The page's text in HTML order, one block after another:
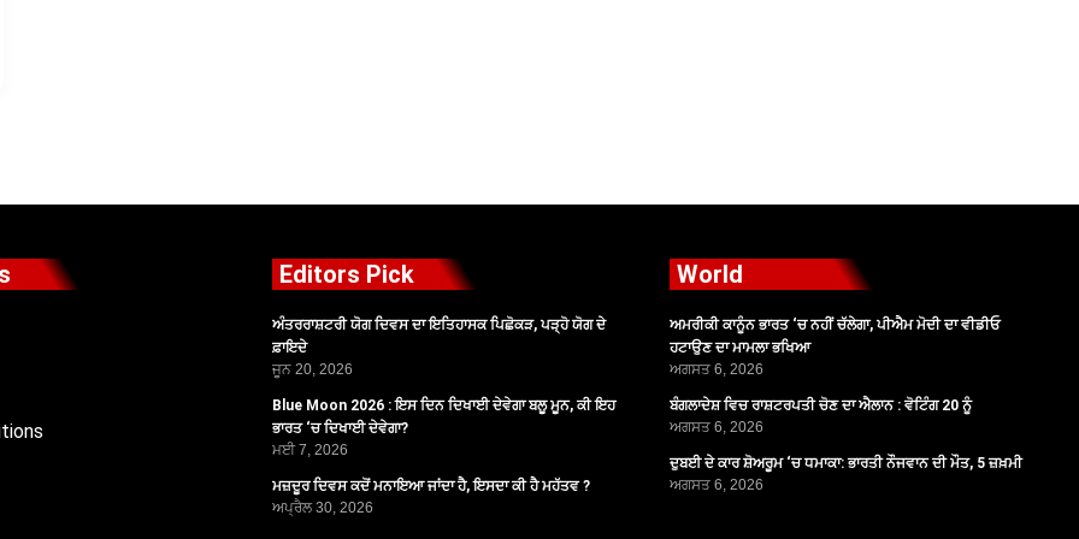
Editors Pick
ਅੰਤਰਰਾਸ਼ਟਰੀ ਯੋਗ ਦਿਵਸ ਦਾ ਇਤਿਹਾਸਕ ਪਿਛੋਕੜ, ਪੜ੍ਹੋ ਯੋਗ ਦੇ
ਫ਼ਾਇਦੇ
ਜੂਨ 20, 2026
Blue Moon 2026 : ਇਸ ਦਿਨ ਦਿਖਾਈ ਦੇਵੇਗਾ ਬਲੂ ਮੂਨ, ਕੀ ਇਹ
ਭਾਰਤ ‘ਚ ਦਿਖਾਈ ਦੇਵੇਗਾ?
ਮਈ 7, 2026
ਮਜ਼ਦੂਰ ਦਿਵਸ ਕਦੋਂ ਮਨਾਇਆ ਜਾਂਦਾ ਹੈ, ਇਸਦਾ ਕੀ ਹੈ ਮਹੱਤਵ ?
ਅਪ੍ਰੈਲ 30, 2026
World
ਅਮਰੀਕੀ ਕਾਨੂੰਨ ਭਾਰਤ ‘ਚ ਨਹੀਂ ਚੱਲੇਗਾ, ਪੀਐਮ ਮੋਦੀ ਦਾ ਵੀਡੀਓ
ਹਟਾਉਣ ਦਾ ਮਾਮਲਾ ਭਖਿਆ
ਅਗਸਤ 6, 2026
ਬੰਗਲਾਦੇਸ਼ ਵਿਚ ਰਾਸ਼ਟਰਪਤੀ ਚੋਣ ਦਾ ਐਲਾਨ : ਵੋਟਿੰਗ 20 ਨੂੰ
ਅਗਸਤ 6, 2026
ਦੁਬਈ ਦੇ ਕਾਰ ਸ਼ੋਅਰੂਮ ‘ਚ ਧਮਾਕਾ: ਭਾਰਤੀ ਨੌਜਵਾਨ ਦੀ ਮੌਤ, 5 ਜ਼ਖ਼ਮੀ
ਅਗਸਤ 6, 2026